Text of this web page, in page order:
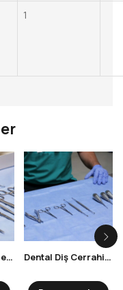
1
Yumuşak Doku Genel Cerrahi Seti Dental Diş Cerrahi Seti